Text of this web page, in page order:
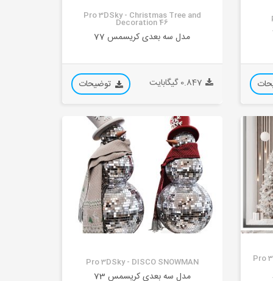
Pro 3DSky - Christmas Tree and
Decoration 46
مدل سه بعدی کریسمس 77
0.847 گیگابایت توضیحات
Pro
Pro 3DSky - DISCO SNOWMAN
مدل سه بعدی کریسمس 73